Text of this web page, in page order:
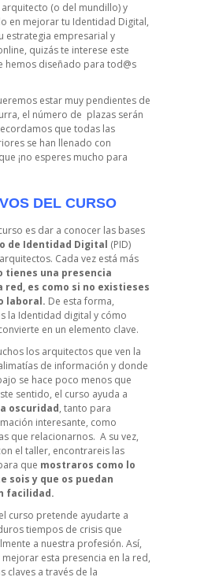
arquitecto (o del mundillo) y
en mejorar tu Identidad Digital,
estrategia empresarial y
quizás te interese este
hemos diseñado para tod@s
estar muy pendientes de
el número de plazas serán
que todas las
se han llenado con
¡no esperes mucho para
DEL CURSO
es dar a conocer las bases
de Identidad Digital (PID)
Cada vez está más
tienes una presencia
red, es como si no existieses
laboral. De esta forma,
la Identidad digital y cómo
en un elemento clave.
los arquitectos que ven la
de información y donde
se hace poco menos que
sentido, el curso ayuda a
oscuridad, tanto para
interesante, como
que relacionarnos. A su vez,
el taller, encontrareis las
que mostraros como lo
sois y que os puedan
facilidad.
curso pretende ayudarte a
tiempos de crisis que
a nuestra profesión. Así,
esta presencia en la red,
claves a través de la